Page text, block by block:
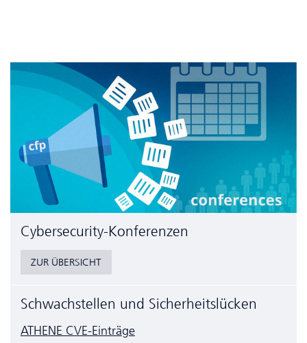
Cyber­security-Konferenzen
ZUR ÜBERSICHT
Schwachstellen und Sicherheitslücken
ATHENE CVE-Einträge